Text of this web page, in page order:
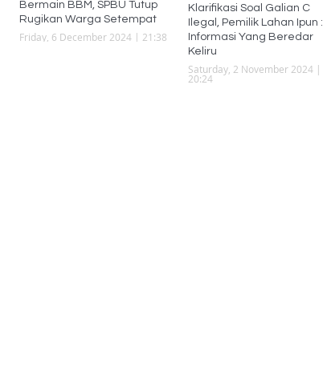
Bermain BBM, SPBU Tutup
Rugikan Warga Setempat
Friday, 6 December 2024 | 21:38
Klarifikasi Soal Galian C
Ilegal, Pemilik Lahan Ipun :
Informasi Yang Beredar
Keliru
Saturday, 2 November 2024 |
20:24